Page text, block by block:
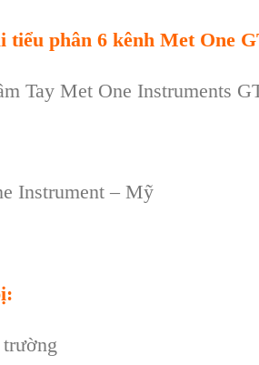
tiểu phân 6 kênh Met One
Tay Met One Instruments
Instrument – Mỹ